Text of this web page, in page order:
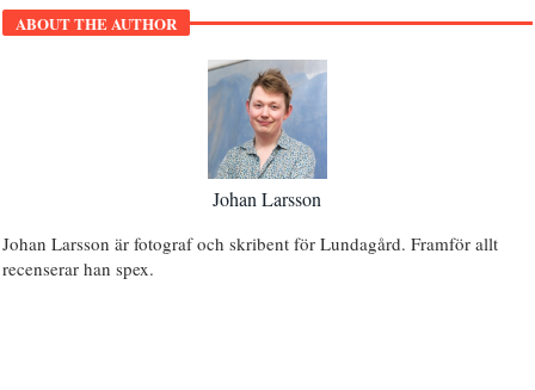
ABOUT THE AUTHOR
Johan Larsson
Johan Larsson är fotograf och skribent för Lundagård. Framför allt
recenserar han spex.